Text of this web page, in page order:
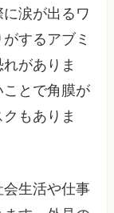
涙が出るワ
するアブミ
がありま
とで角膜が
もありま
生活や仕事